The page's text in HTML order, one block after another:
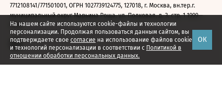
На нашем сайте используются cookie-файлы и технологии
персонализации. Продолжая пользоваться данным сайтом, вы
подтверждаете свое согласие на использование файлов cookie
и технологий персонализации в соответствии с Политикой в
отношении обработки персональных данных.
ОК
7712108141/771501001, ОГРН 1027739124775, 127018, г. Москва, вн.тер.г.
муниципальный округ Марьина Роща, ул. Полковая, д. 3, стр. 1 1999—
2026